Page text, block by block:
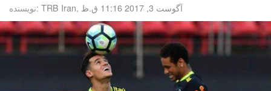
نویسنده:TRB Iran, آگوست 3, 2017 11:16 ق.ظ